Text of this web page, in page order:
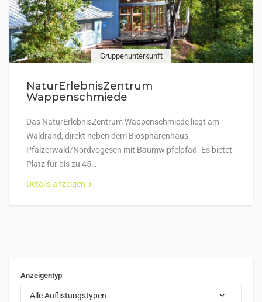
Gruppenunterkunft
NaturErlebnisZentrum
Wappenschmiede
Das NaturErlebnisZentrum Wappenschmiede liegt am
Waldrand, direkt neben dem Biosphärenhaus
Pfälzerwald/Nordvogesen mit Baumwipfelpfad. Es bietet
Platz für bis zu 45…
Details anzeigen
Anzeigentyp
Alle Auflistungstypen